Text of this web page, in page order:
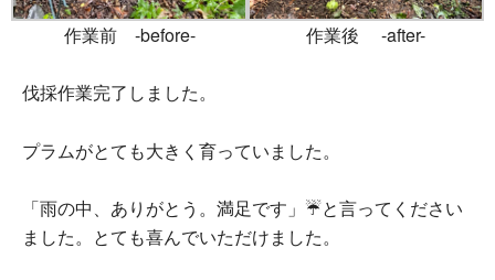
作業前 -before- 作業後 -after-
伐採作業完了しました。
プラムがとても大きく育っていました。
「雨の中、ありがとう。満足です」☔と言ってください
ました。とても喜んでいただけました。